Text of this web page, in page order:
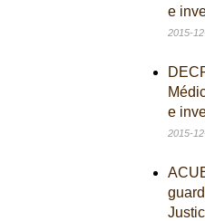
e
2015-
e
2015-